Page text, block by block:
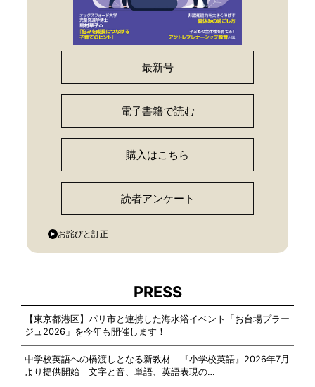
最新号
電子書籍で読む
購入はこちら
読者アンケート
お詫びと訂正
PRESS
【東京都港区】パリ市と連携した海水浴イベント「お台場プラー
ジュ2026」を今年も開催します！
中学校英語への橋渡しとなる新教材 『小学校英語』2026年7月
より提供開始 文字と音、単語、英語表現の…